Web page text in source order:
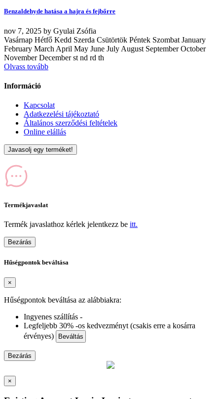
Benzaldehyde hatása a hajra és fejbőrre
nov 7, 2025 by Gyulai Zsófia
Vasárnap Hétfő Kedd Szerda Csütörtök Péntek Szombat January
February March April May June July August September October
November December st nd rd th
Olvass tovább
Információ
Kapcsolat
Adatkezelési tájékoztató
Általános szerződési feltételek
Online elállás
Javasolj egy terméket!
Termékjavaslat
Termék javaslathoz kérlek jelentkezz be itt.
Bezárás
Hűségpontok beváltása
×
Hűségpontok beváltása az alábbiakra:
Ingyenes szállítás -
Legfeljebb 30% -os kedvezményt (csakis erre a kosárra
érvényes)
Beváltás
Bezárás
×